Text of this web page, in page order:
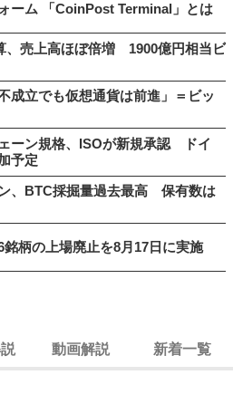
ーム 「CoinPost Terminal」とは
、売上高ほぼ倍増 1900億円相当ビ
成立でも仮想通貨は前進」＝ビッ
ーン規格、ISOが新規承認 ドイ
予定
、BTC採掘量過去最高 保有数は
柄の上場廃止を8月17日に実施
動画解説 新着一覧